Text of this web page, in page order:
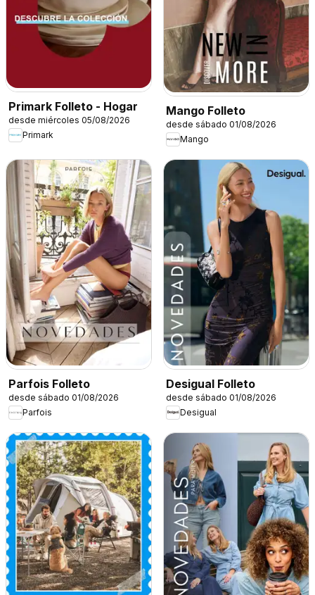
Primark Folleto - Hogar
desde miércoles 05/08/2026
Primark
Mango Folleto
desde sábado 01/08/2026
Mango
Parfois Folleto
desde sábado 01/08/2026
Parfois
Desigual Folleto
desde sábado 01/08/2026
Desigual